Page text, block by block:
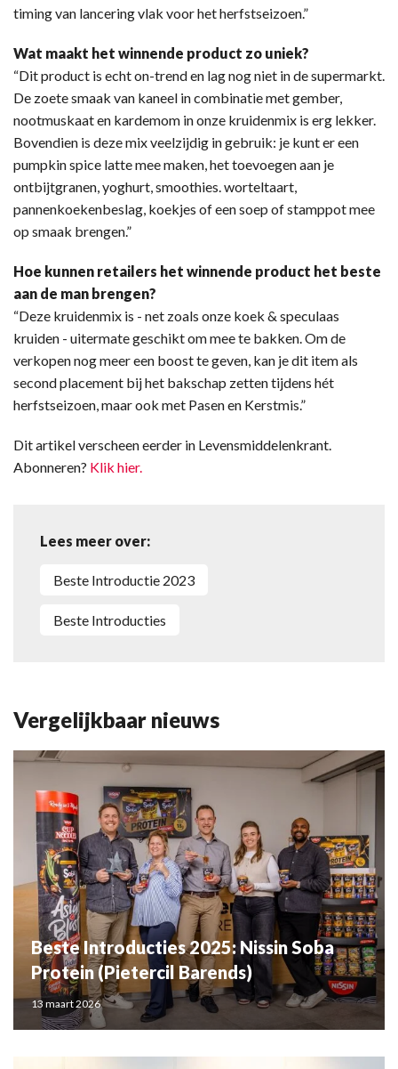
timing van lancering vlak voor het herfstseizoen.”
Wat maakt het winnende product zo uniek?
“Dit product is echt on-trend en lag nog niet in de supermarkt.
De zoete smaak van kaneel in combinatie met gember,
nootmuskaat en kardemom in onze kruidenmix is erg lekker.
Bovendien is deze mix veelzijdig in gebruik: je kunt er een
pumpkin spice latte mee maken, het toevoegen aan je
ontbijtgranen, yoghurt, smoothies. worteltaart,
pannenkoekenbeslag, koekjes of een soep of stamppot mee
op smaak brengen.”
Hoe kunnen retailers het winnende product het beste
aan de man brengen?
“Deze kruidenmix is - net zoals onze koek & speculaas
kruiden - uitermate geschikt om mee te bakken. Om de
verkopen nog meer een boost te geven, kan je dit item als
second placement bij het bakschap zetten tijdens hét
herfstseizoen, maar ook met Pasen en Kerstmis.”
Dit artikel verscheen eerder in Levensmiddelenkrant.
Abonneren? Klik hier.
Lees meer over:
Beste Introductie 2023
Beste Introducties
Vergelijkbaar nieuws
Beste Introducties 2025: Nissin Soba
Protein (Pietercil Barends)
13 maart 2026